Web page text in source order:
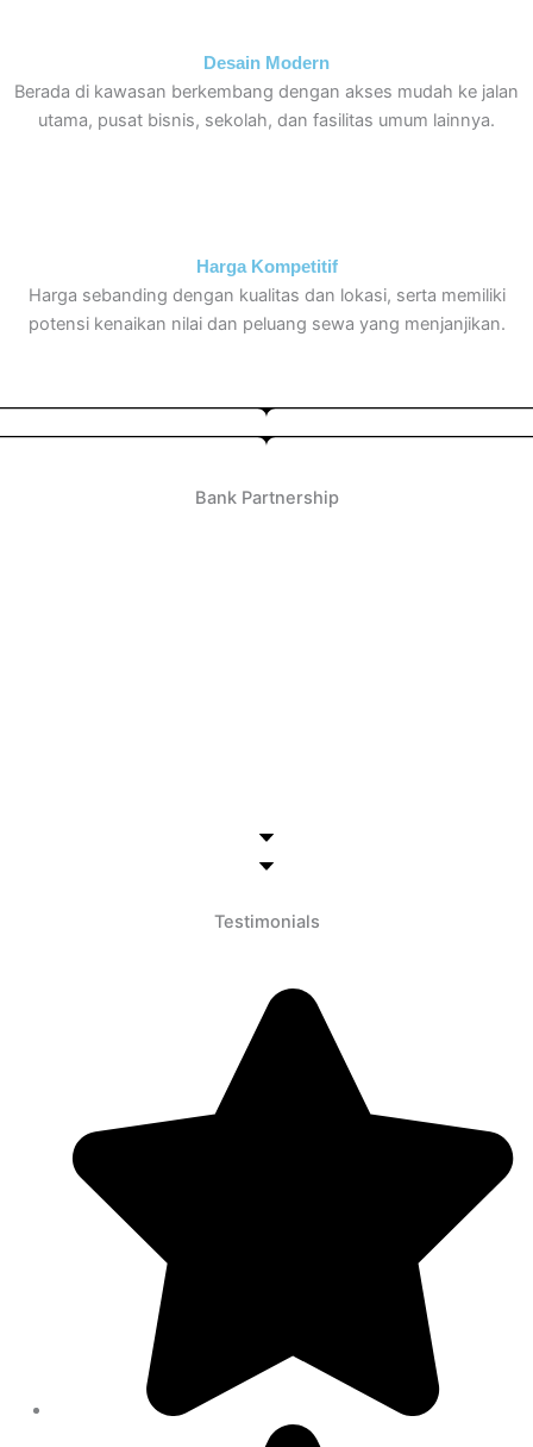
Desain Modern
Berada di kawasan berkembang dengan akses mudah ke jalan
utama, pusat bisnis, sekolah, dan fasilitas umum lainnya.
Harga Kompetitif
Harga sebanding dengan kualitas dan lokasi, serta memiliki
potensi kenaikan nilai dan peluang sewa yang menjanjikan.
Bank Partnership
Testimonials